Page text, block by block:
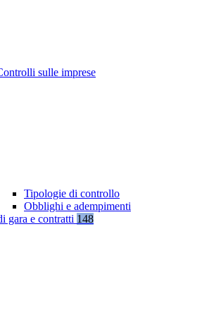
sulle imprese
Tipologie di controllo
Obblighi e adempimenti
gara e contratti 148